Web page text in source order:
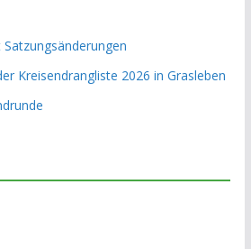
Kreisendrangliste 2026 in Grasleben